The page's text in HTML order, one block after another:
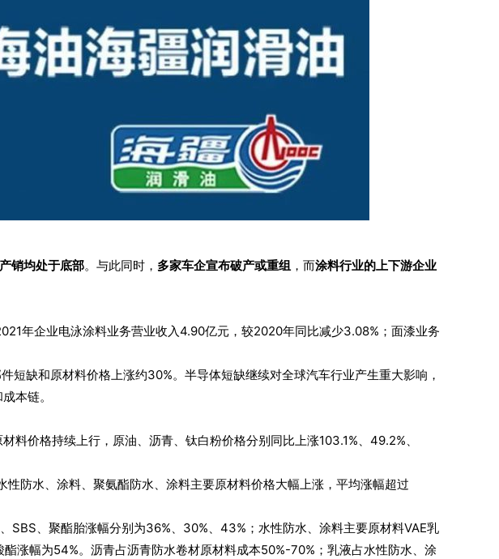
销均处于底部。 与此同时， 多家车企宣布破产或重组 ，而涂料行业的上下游企业
年企业电泳涂料业务营业收入4.90亿元，较2020年同比减少3.08%；面漆业务
缺和原材料价格上涨约30%。半导体短缺继续对全球汽车行业产生重大影响，
本链。
价格持续上行，原油、沥青、钛白粉价格分别同比上涨103.1%、49.2%、
防水、涂料、聚氨酯防水、涂料主要原材料价格大幅上涨，平均涨幅超过
、聚酯胎涨幅分别为36%、30%、43%；水性防水、涂料主要原材料VAE乳
涨幅为54%。沥青占沥青防水卷材原材料成本50%-70%；乳液占水性防水、涂